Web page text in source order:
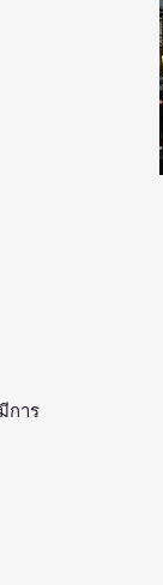
การ